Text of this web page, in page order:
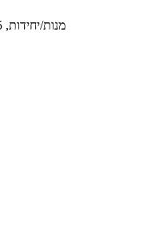
24 מנות/יחידות, 55 גרם למנה\יחידה